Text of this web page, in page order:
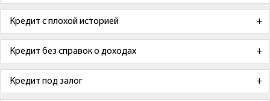
Кредит с плохой историей
Кредит без справок о доходах
Кредит под залог